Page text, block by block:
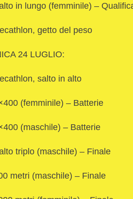
in lungo (femminile) –
getto del peso
24 LUGLIO:
salto in alto
(femminile) – Batterie
(maschile) – Batterie
triplo (maschile) – Finale
metri (maschile) – Finale